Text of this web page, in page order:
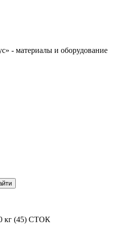
- материалы и оборудование
кг (45) СТОК